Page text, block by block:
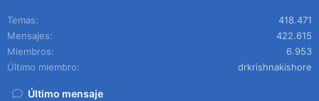
Temas
418.471
Mensajes
422.615
Miembros
6.953
Último miembro
drkrishnakishore
Último mensaje